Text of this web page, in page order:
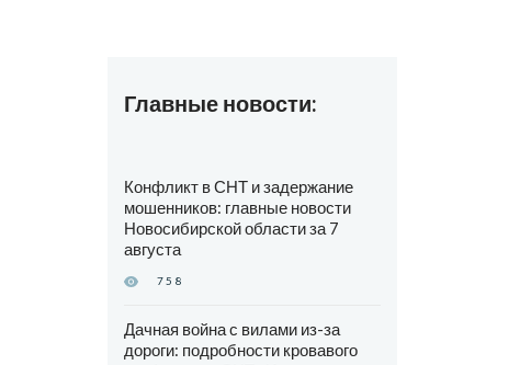
Главные новости:
Конфликт в СНТ и задержание
мошенников: главные новости
Новосибирской области за 7
августа
758
Дачная война с вилами из-за
дороги: подробности кровавого